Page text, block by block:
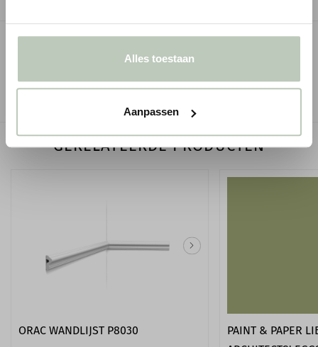
Alles toestaan
Aanpassen
GERELATEERDE PRODUCTEN
ORAC WANDLIJST P8030
PAINT & PAPER